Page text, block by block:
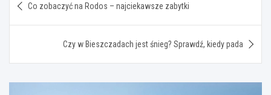
wpisu
Co zobaczyć na Rodos – najciekawsze zabytki
Czy w Bieszczadach jest śnieg? Sprawdź, kiedy pada